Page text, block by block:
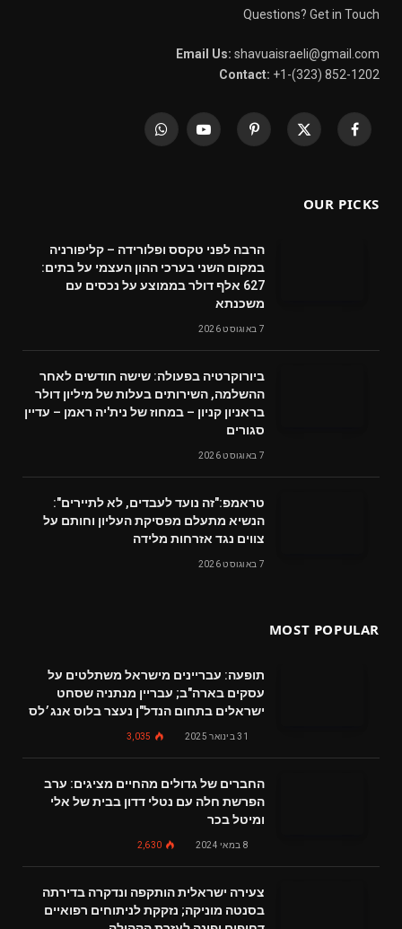
Questions? Get in Touch
Email Us: shavuaisraeli@gmail.com
Contact: +1-(323) 852-1202
Facebook
X
Pinterest
YouTube
WhatsApp
OUR PICKS
הרבה לפני טקסס ופלורידה – קליפורניה
במקום השני בערכי ההון העצמי על בתים:
627 אלף דולר בממוצע על נכסים עם
משכנתא
7 באוגוסט 2026
ביורוקרטיה בפעולה: שישה חודשים לאחר
ההשלמה, השירותים בעלות של מיליון דולר
בראניון קניון – במחוז של נית'יה ראמן – עדיין
סגורים
7 באוגוסט 2026
טראמפ:"זה נועד לעבדים, לא לתיירים":
הנשיא מתעלם מפסיקת העליון וחותם על
צווים נגד אזרחות מלידה
7 באוגוסט 2026
MOST POPULAR
תופעה: עבריינים מישראל משתלטים על
עסקים בארה"ב; עבריין מנתניה שסחט
ישראלים בתחום הנדל"ן נעצר בלוס אנג׳לס
31 בינואר 2025 3,035
החברים של גדולים מהחיים מציגים: ערב
הפרשת חלה עם נטלי דדון בבית של אלי
ומיטל בכר
8 במאי 2024 2,630
צעירה ישראלית הותקפה ונדקרה בדירתה
בסנטה מוניקה; נזקקת לניתוחים רפואיים